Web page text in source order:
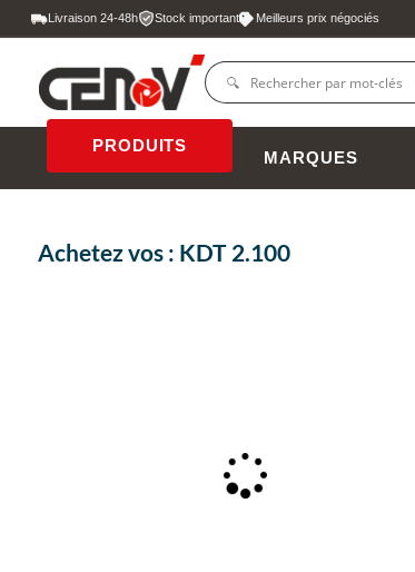
Livraison 24-48h Stock important Meilleurs prix négociés
PRODUITS
MARQUES
Achetez vos : KDT 2.100